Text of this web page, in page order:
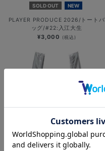
SOLD OUT NEW
PLAYER PRODUCE 2026/トートバ
ッグ/#22:入江大生
¥3,000 (税込)